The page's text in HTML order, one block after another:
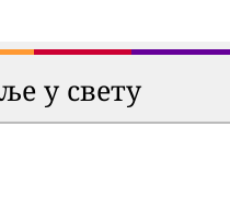
у свету